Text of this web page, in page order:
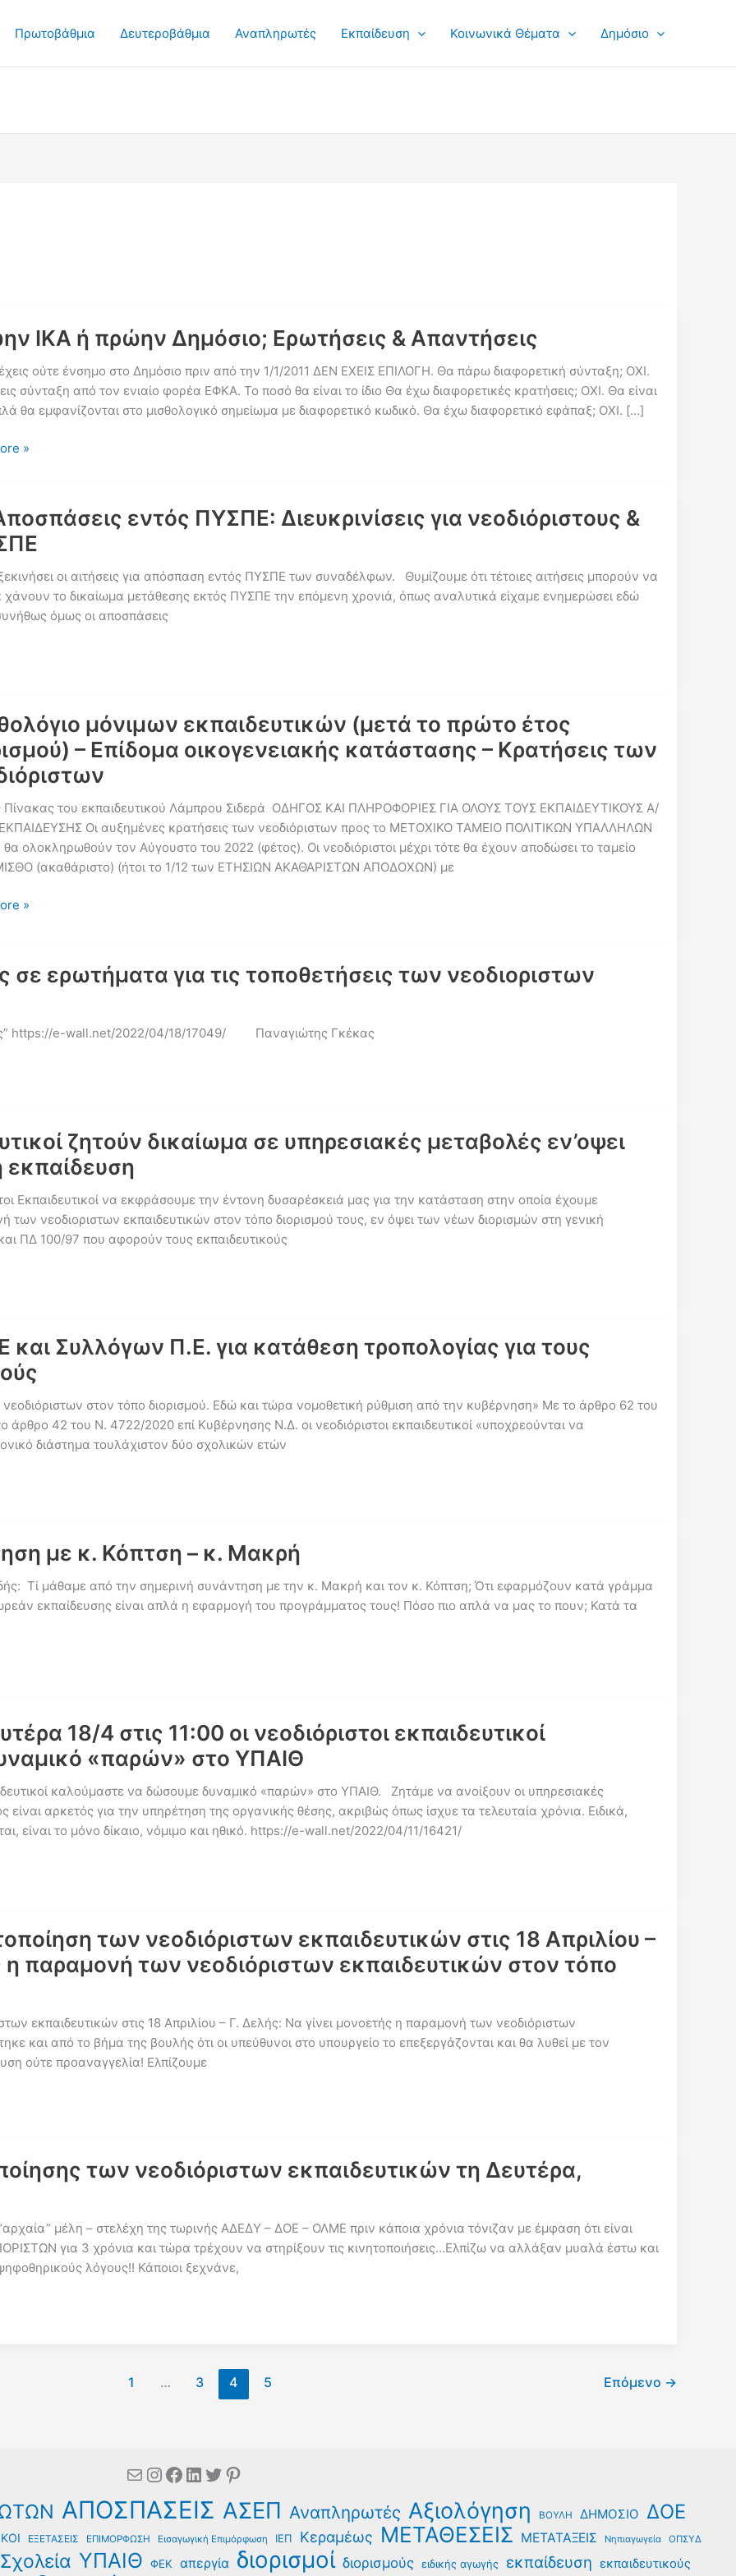
Πρωτοβάθμια Δευτεροβάθμια Αναπληρωτές Εκπαίδευση Κοινωνικά Θέματα Δημόσιο
ΙΚΑ ή πρώην Δημόσιο; Ερωτήσεις & Απαντήσεις
ούτε ένσημο στο Δημόσιο πριν από την 1/1/2011 ΔΕΝ ΕΧΕΙΣ ΕΠΙΛΟΓΗ. Θα πάρω διαφορετική σύνταξη; ΟΧΙ.
σύνταξη από τον ενιαίο φορέα ΕΦΚΑ. Το ποσό θα είναι το ίδιο Θα έχω διαφορετικές κρατήσεις; ΟΧΙ. Θα είναι
θα εμφανίζονται στο μισθολογικό σημείωμα με διαφορετικό κωδικό. Θα έχω διαφορετικό εφάπαξ; ΟΧΙ. […]
»
εντός ΠΥΣΠΕ: Διευκρινίσεις για νεοδιόριστους &
οι αιτήσεις για απόσπαση εντός ΠΥΣΠΕ των συναδέλφων. Θυμίζουμε ότι τέτοιες αιτήσεις μπορούν να
χάνουν το δικαίωμα μετάθεσης εκτός ΠΥΣΠΕ την επόμενη χρονιά, όπως αναλυτικά είχαμε ενημερώσει εδώ
όμως οι αποσπάσεις
μόνιμων εκπαιδευτικών (μετά το πρώτο έτος
– Επίδομα οικογενειακής κατάστασης – Κρατήσεις των
του εκπαιδευτικού Λάμπρου Σιδερά ΟΔΗΓΟΣ ΚΑΙ ΠΛΗΡΟΦΟΡΙΕΣ ΓΙΑ ΟΛΟΥΣ ΤΟΥΣ ΕΚΠΑΙΔΕΥΤΙΚΟΥΣ Α/
Οι αυξημένες κρατήσεις των νεοδιόριστων προς το ΜΕΤΟΧΙΚΟ ΤΑΜΕΙΟ ΠΟΛΙΤΙΚΩΝ ΥΠΑΛΛΗΛΩΝ
ολοκληρωθούν τον Αύγουστο του 2022 (φέτος). Οι νεοδιόριστοι μέχρι τότε θα έχουν αποδώσει το ταμείο
(ακαθάριστο) (ήτοι το 1/12 των ΕΤΗΣΙΩΝ ΑΚΑΘΑΡΙΣΤΩΝ ΑΠΟΔΟΧΩΝ) με
»
σε ερωτήματα για τις τοποθετήσεις των νεοδιοριστων
https://e-wall.net/2022/04/18/17049/ Παναγιώτης Γκέκας
ζητούν δικαίωμα σε υπηρεσιακές μεταβολές εν’οψει
εκπαίδευση
Εκπαιδευτικοί να εκφράσουμε την έντονη δυσαρέσκειά μας για την κατάσταση στην οποία έχουμε
των νεοδιοριστων εκπαιδευτικών στον τόπο διορισμού τους, εν όψει των νέων διορισμών στη γενική
ΠΔ 100/97 που αφορούν τους εκπαιδευτικούς
Συλλόγων Π.Ε. για κατάθεση τροπολογίας για τους
στον τόπο διορισμού. Εδώ και τώρα νομοθετική ρύθμιση από την κυβέρνηση» Με το άρθρο 62 του
42 του Ν. 4722/2020 επί Κυβέρνησης Ν.Δ. οι νεοδιόριστοι εκπαιδευτικοί «υποχρεούνται να
διάστημα τουλάχιστον δύο σχολικών ετών
με κ. Κόπτση – κ. Μακρή
Τί μάθαμε από την σημερινή συνάντηση με την κ. Μακρή και τον κ. Κόπτση; Ότι εφαρμόζουν κατά γράμμα
εκπαίδευσης είναι απλά η εφαρμογή του προγράμματος τους! Πόσο πιο απλά να μας το πουν; Κατά τα
18/4 στις 11:00 οι νεοδιόριστοι εκπαιδευτικοί
«παρών» στο ΥΠΑΙΘ
καλούμαστε να δώσουμε δυναμικό «παρών» στο ΥΠΑΙΘ. Ζητάμε να ανοίξουν οι υπηρεσιακές
αρκετός για την υπηρέτηση της οργανικής θέσης, ακριβώς όπως ίσχυε τα τελευταία χρόνια. Ειδικά,
είναι το μόνο δίκαιο, νόμιμο και ηθικό. https://e-wall.net/2022/04/11/16421/
των νεοδιόριστων εκπαιδευτικών στις 18 Απριλίου –
η παραμονή των νεοδιόριστων εκπαιδευτικών στον τόπο
εκπαιδευτικών στις 18 Απριλίου – Γ. Δελής: Να γίνει μονοετής η παραμονή των νεοδιόριστων
και από το βήμα της βουλής ότι οι υπεύθυνοι στο υπουργείο το επεξεργάζονται και θα λυθεί με τον
ούτε προαναγγελία! Ελπίζουμε
των νεοδιόριστων εκπαιδευτικών τη Δευτέρα,
μέλη – στελέχη της τωρινής ΑΔΕΔΥ – ΔΟΕ – ΟΛΜΕ πριν κάποια χρόνια τόνιζαν με έμφαση ότι είναι
για 3 χρόνια και τώρα τρέχουν να στηρίξουν τις κινητοποιήσεις…Ελπίζω να αλλάξαν μυαλά έστω και
λόγους!! Κάποιοι ξεχνάνε,
1 … 3 4 5 Επόμενο →
MailInstagram
Facebook
Linkedin
Twitter
Pinterest
ΑΠΟΣΠΑΣΕΙΣ ΑΣΕΠ Αναπληρωτές Αξιολόγηση ΒΟΥΛΗ ΔΗΜΟΣΙΟ ΔΟΕ
ΕΞΕΤΑΣΕΙΣ ΕΠΙΜΟΡΦΩΣΗ Εισαγωγική Επιμόρφωση ΙΕΠ Κεραμέως ΜΕΤΑΘΕΣΕΙΣ ΜΕΤΑΤΑΞΕΙΣ Νηπιαγωγεία ΟΠΣΥΔ
Σχολεία ΥΠΑΙΘ ΦΕΚ απεργία διορισμοί διορισμούς ειδικής αγωγής εκπαίδευση εκπαιδευτικούς